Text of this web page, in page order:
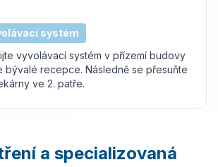
systém
vyvolávací systém v přízemí budovy
bývalé recepce. Následně se přesuňte
ve 2. patře.
a specializovaná